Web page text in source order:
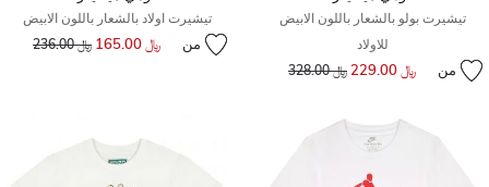
تيشيرت بولو بالشعار باللون الابيض
للاولاد
من ﷼ 229.00 سعر مخفض من﷼ 328.00
تيشيرت اولاد بالشعار باللون الابيض
من ﷼ 165.00 سعر مخفض من
﷼ 236.00 إلى